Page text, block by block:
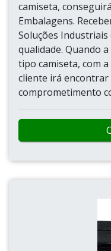
camiseta,
Embalagens.
Soluções
qualidade. Quando
tipo camiseta, com
cliente irá encontrar
comprometimento